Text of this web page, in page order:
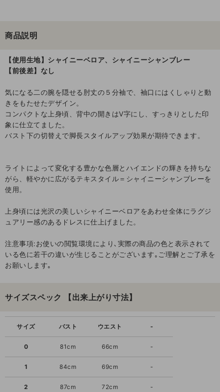
商品説明
【使用生地】シャイニーベロア、シャイニーシャンブレー
【前後差】なし
気になる二の腕を隠せる肘丈の５分袖で、袖口にはくしゃりと動
きをもたせたデザイン。
コンパクトな上身頃、背中の開きはV字にし、すっきりとした印
象に仕立てました。
バスト下の切替えで脚長スタイルアップ効果が期待できます。
ライトによって変化する豊かな色層とハイエンドの輝きを持ちな
がら、軽やかに広がるテキスタイル＝シャイニーシャンブレーを
使用。
上身頃には光沢の美しいシャイニーベロアをあわせ全体にラグジ
ュアリー感のあるドレスに仕上げました。
注意事項:お使いの閲覧環境により､実際の商品の色と表示されて
いる色に若干の違いが生じることがございます｡ご理解とご了承を
お願いします｡
サイズスペック 【出来上がり寸法】
サイズ
0
1
2
バスト
81cm
84cm
87cm
ウエスト
66cm
69cm
72cm
-
-
-
-